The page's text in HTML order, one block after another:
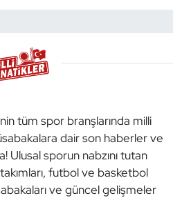
tüm spor branşlarında milli
dair son haberler ve
Ulusal sporun nabzını tutan
futbol ve basketbol
ve güncel gelişmeler